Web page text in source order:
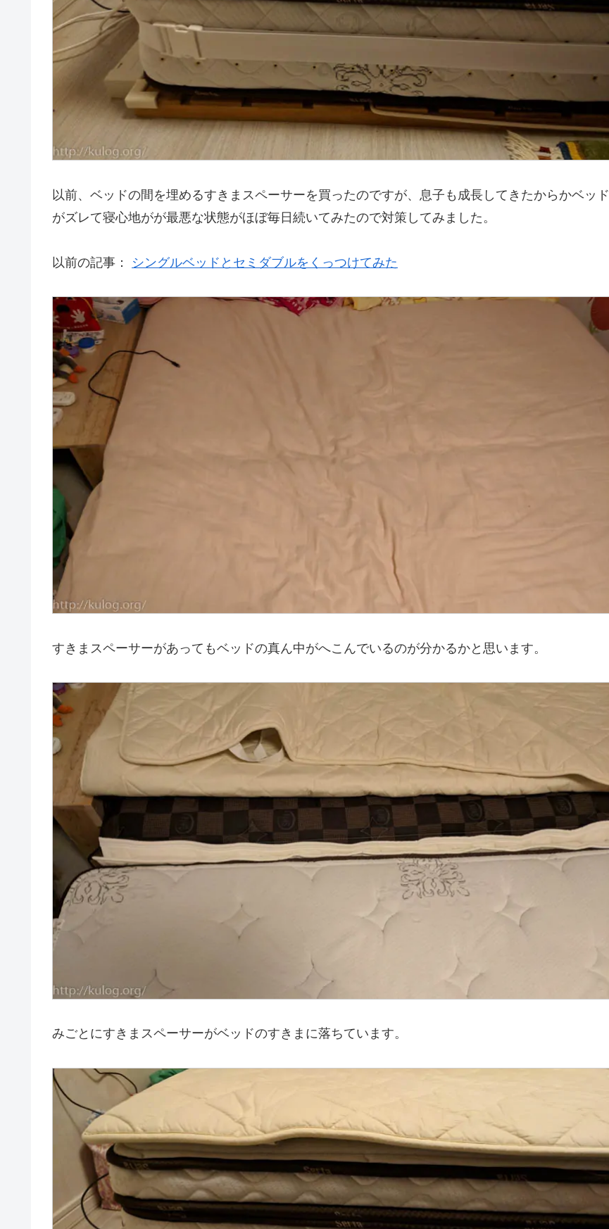
以前、ベッドの間を埋めるすきまスペーサーを買ったのですが、息子も成長してきたからかベッド
がズレて寝心地がが最悪な状態がほぼ毎日続いてみたので対策してみました。
以前の記事： シングルベッドとセミダブルをくっつけてみた
すきまスペーサーがあってもベッドの真ん中がへこんでいるのが分かるかと思います。
みごとにすきまスペーサーがベッドのすきまに落ちています。